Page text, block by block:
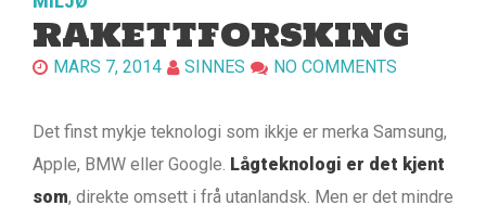
RAKETTFORSKING
MARS 7, 2014 SINNES NO COMMENTS
Det finst mykje teknologi som ikkje er merka Samsung,
Apple, BMW eller Google. Lågteknologi er det kjent
som, direkte omsett i frå utanlandsk. Men er det mindre